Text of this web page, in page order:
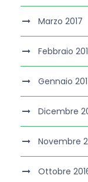
Marzo 2017
Febbraio
Gennaio
Dicembre
Novembre
Ottobre